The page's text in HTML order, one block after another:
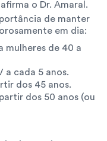
o Dr. Amaral.
de manter
em dia:
mulheres de 40 a
a cada 5 anos.
dos 45 anos.
dos 50 anos (ou